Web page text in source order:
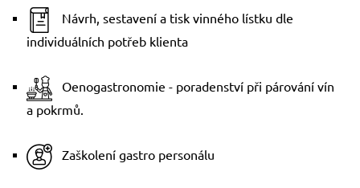
Návrh, sestavení a tisk vinného lístku dle
individuálních potřeb klienta
Oenogastronomie - poradenství při párování vín
a pokrmů.
Zaškolení gastro personálu